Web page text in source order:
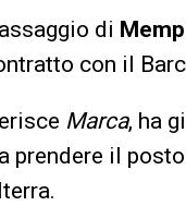
di
con il
Marca, ha
prendere il